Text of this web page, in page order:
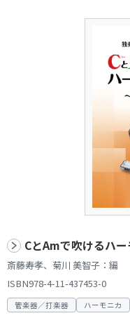
CとAmで吹けるハ
斎藤寿孝、菊川 美智子：編
ISBN978-4-11-437453-0
管楽器／打楽器 ハーモニカ